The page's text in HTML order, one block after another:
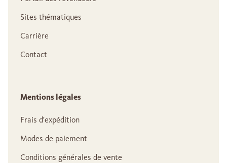
Sites thématiques
Carrière
Contact
Mentions légales
Frais d'expédition
Modes de paiement
Conditions générales de vente